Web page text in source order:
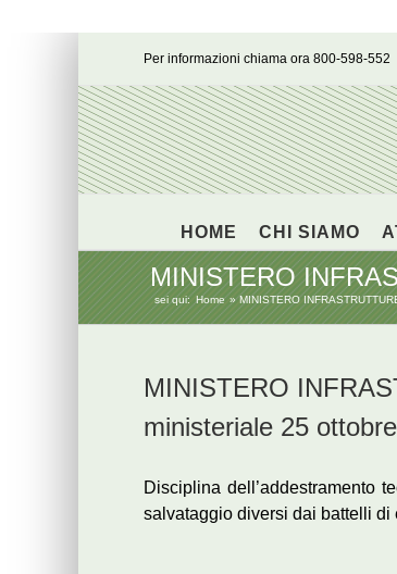
Per informazioni chiama ora 800-598-552
HOME CHI SIAMO
MINISTERO
sei qui: Home MINISTERO
MINISTERO
ministeriale 25
Disciplina dell’addestramento
salvataggio diversi dai battelli di